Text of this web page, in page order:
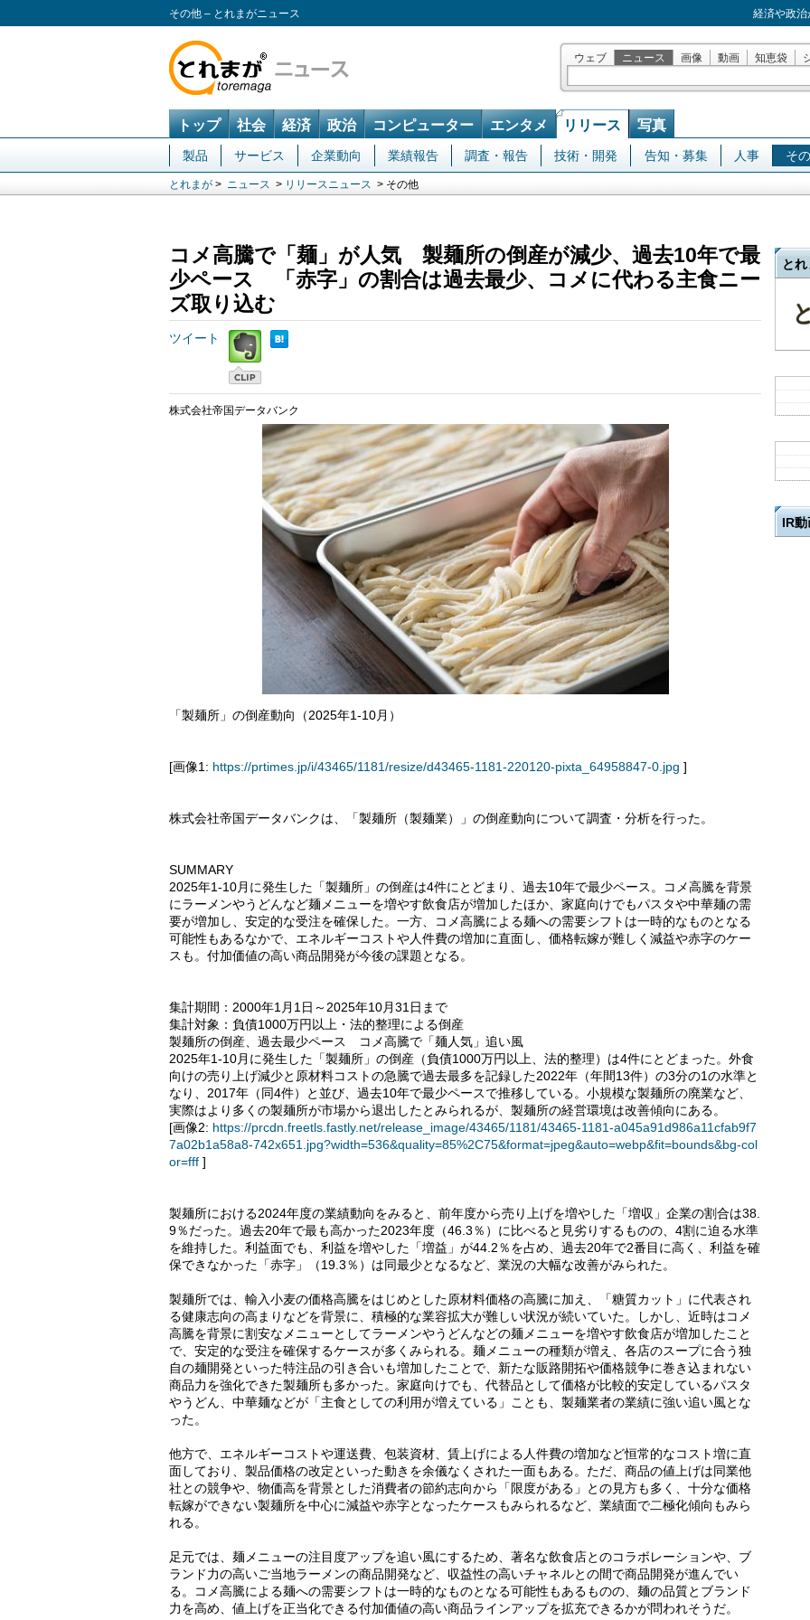
その他 – とれまがニュース 経済や政
ウェブ ニュース 画像 動画 知恵袋
トップ 社会 経済 政治 コンピューター エンタメ リリース 写真
製品 サービス 企業動向 業績報告 調査・報告 技術・開発 告知・募集 人事 そ
とれまが > ニュース > リリースニュース > その他
コメ高騰で「麺」が人気 製麺所の倒産が減少、過去10年で最
少ペース 「赤字」の割合は過去最少、コメに代わる主食ニー
ズ取り込む
ツイート
株式会社帝国データバンク
「製麺所」の倒産動向（2025年1-10月）
[画像1: https://prtimes.jp/i/43465/1181/resize/d43465-1181-220120-pixta_64958847-0.jpg ]
株式会社帝国データバンクは、「製麺所（製麺業）」の倒産動向について調査・分析を行った。
SUMMARY
2025年1-10月に発生した「製麺所」の倒産は4件にとどまり、過去10年で最少ペース。コメ高騰を背景
にラーメンやうどんなど麺メニューを増やす飲食店が増加したほか、家庭向けでもパスタや中華麺の需
要が増加し、安定的な受注を確保した。一方、コメ高騰による麺への需要シフトは一時的なものとなる
可能性もあるなかで、エネルギーコストや人件費の増加に直面し、価格転嫁が難しく減益や赤字のケー
スも。付加価値の高い商品開発が今後の課題となる。
集計期間：2000年1月1日～2025年10月31日まで
集計対象：負債1000万円以上・法的整理による倒産
製麺所の倒産、過去最少ペース コメ高騰で「麺人気」追い風
2025年1-10月に発生した「製麺所」の倒産（負債1000万円以上、法的整理）は4件にとどまった。外食
向けの売り上げ減少と原材料コストの急騰で過去最多を記録した2022年（年間13件）の3分の1の水準と
なり、2017年（同4件）と並び、過去10年で最少ペースで推移している。小規模な製麺所の廃業など、
実際はより多くの製麺所が市場から退出したとみられるが、製麺所の経営環境は改善傾向にある。
[画像2: https://prcdn.freetls.fastly.net/release_image/43465/1181/43465-1181-a045a91d986a11cfab9f7
7a02b1a58a8-742x651.jpg?width=536&quality=85%2C75&format=jpeg&auto=webp&fit=bounds&bg-col
or=fff ]
製麺所における2024年度の業績動向をみると、前年度から売り上げを増やした「増収」企業の割合は38.
9％だった。過去20年で最も高かった2023年度（46.3％）に比べると見劣りするものの、4割に迫る水準
を維持した。利益面でも、利益を増やした「増益」が44.2％を占め、過去20年で2番目に高く、利益を確
保できなかった「赤字」（19.3％）は同最少となるなど、業況の大幅な改善がみられた。
製麺所では、輸入小麦の価格高騰をはじめとした原材料価格の高騰に加え、「糖質カット」に代表され
る健康志向の高まりなどを背景に、積極的な業容拡大が難しい状況が続いていた。しかし、近時はコメ
高騰を背景に割安なメニューとしてラーメンやうどんなどの麺メニューを増やす飲食店が増加したこと
で、安定的な受注を確保するケースが多くみられる。麺メニューの種類が増え、各店のスープに合う独
自の麺開発といった特注品の引き合いも増加したことで、新たな販路開拓や価格競争に巻き込まれない
商品力を強化できた製麺所も多かった。家庭向けでも、代替品として価格が比較的安定しているパスタ
やうどん、中華麺などが「主食としての利用が増えている」ことも、製麺業者の業績に強い追い風とな
った。
他方で、エネルギーコストや運送費、包装資材、賃上げによる人件費の増加など恒常的なコスト増に直
面しており、製品価格の改定といった動きを余儀なくされた一面もある。ただ、商品の値上げは同業他
社との競争や、物価高を背景とした消費者の節約志向から「限度がある」との見方も多く、十分な価格
転嫁ができない製麺所を中心に減益や赤字となったケースもみられるなど、業績面で二極化傾向もみら
れる。
足元では、麺メニューの注目度アップを追い風にするため、著名な飲食店とのコラボレーションや、ブ
ランド力の高いご当地ラーメンの商品開発など、収益性の高いチャネルとの間で商品開発が進んでい
る。コメ高騰による麺への需要シフトは一時的なものとなる可能性もあるものの、麺の品質とブランド
力を高め、値上げを正当化できる付加価値の高い商品ラインアップを拡充できるかが問われそうだ。
とれ
IR動